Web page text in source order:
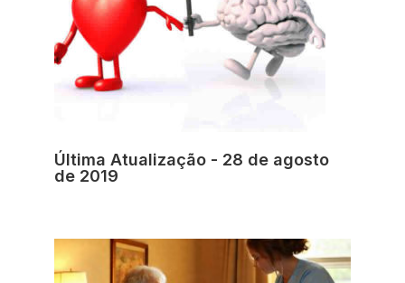
Última Atualização - 28 de agosto
de 2019